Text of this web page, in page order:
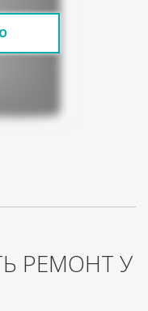
РЕМОНТ У